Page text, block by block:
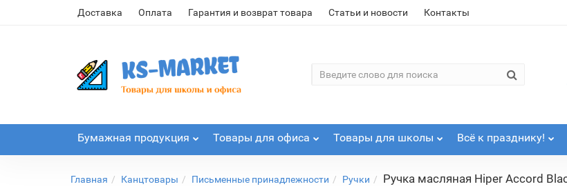
Доставка Оплата Гарантия и возврат товара Статьи и новости Контакты
Бумажная продукция Товары для офиса Товары для школы Всё к празднику!
Главная Канцтовары Письменные принадлежности Ручки Ручка масляная Hiper Accord